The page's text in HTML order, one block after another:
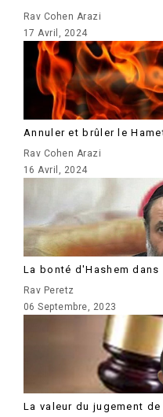
Rav Cohen Arazi
17 Avril, 2024
Annuler et brûler le
Rav Cohen Arazi
16 Avril, 2024
La bonté d'Hashem
Rav Peretz
06 Septembre, 2023
La valeur du jugement de